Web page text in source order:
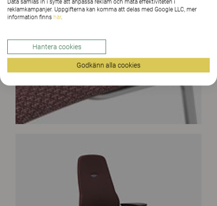
Data samlas in i syfte att anpassa reklam och mäta effektiviteten i
reklamkampanjer. Uppgifterna kan komma att delas med Google LLC, mer
information finns här.
Hantera cookies
Godkänn alla cookies